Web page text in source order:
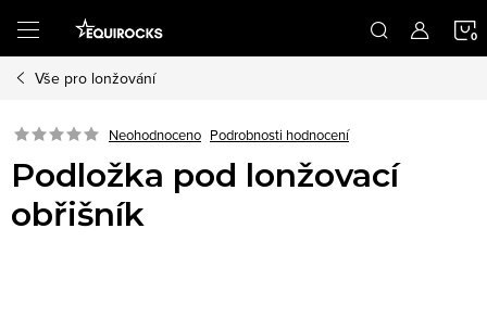
obsah
Vše pro lonžování
Neohodnoceno Podrobnosti hodnocení
Podložka pod lonžovací
obřišník